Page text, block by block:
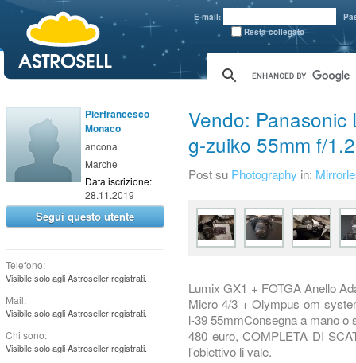
E-mail:
Resta collegato
Pierfrancesco
Monaco
ancona
Marche
Data iscrizione:
28.11.2019
Segui questo utente
Telefono:
Visibile solo agli Astroseller registrati.
Mail:
Visibile solo agli Astroseller registrati.
Chi sono:
Visibile solo agli Astroseller registrati.
Vendo: Panasonic
g-zuiko 55mm f/
Post su Photography in:
Lumix GX1 + FOTGA Anello
Micro 4/3 + Olympus om
l-39 55mmConsegna a mano o
480 euro, COMPLETA DI
l'obiettivo li vale.